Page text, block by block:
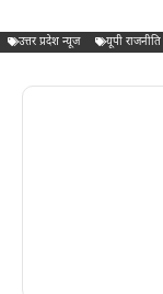
उत्तर प्रदेश न्यूज यूपी राजनीति